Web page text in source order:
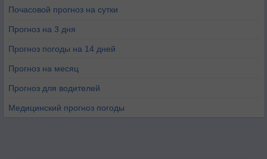
Почасовой прогноз на сутки
Прогноз на 3 дня
Прогноз погоды на 14 дней
Прогноз на месяц
Прогноз для водителей
Медицинский прогноз погоды